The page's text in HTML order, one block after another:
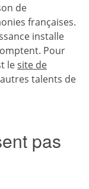
de
françaises.
installe
Pour
lesite de
talents de
pas